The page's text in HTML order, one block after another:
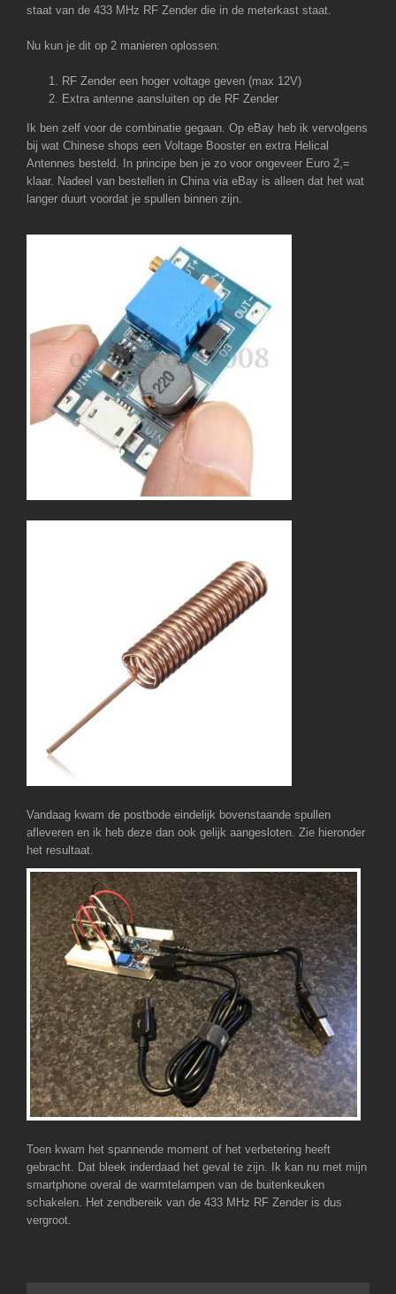
staat van de 433 MHz RF Zender die in de meterkast staat.
Nu kun je dit op 2 manieren oplossen:
RF Zender een hoger voltage geven (max 12V)
Extra antenne aansluiten op de RF Zender
Ik ben zelf voor de combinatie gegaan. Op eBay heb ik vervolgens
bij wat Chinese shops een Voltage Booster en extra Helical
Antennes besteld. In principe ben je zo voor ongeveer Euro 2,=
klaar. Nadeel van bestellen in China via eBay is alleen dat het wat
langer duurt voordat je spullen binnen zijn.
Vandaag kwam de postbode eindelijk bovenstaande spullen
afleveren en ik heb deze dan ook gelijk aangesloten. Zie hieronder
het resultaat.
Toen kwam het spannende moment of het verbetering heeft
gebracht. Dat bleek inderdaad het geval te zijn. Ik kan nu met mijn
smartphone overal de warmtelampen van de buitenkeuken
schakelen. Het zendbereik van de 433 MHz RF Zender is dus
vergroot.